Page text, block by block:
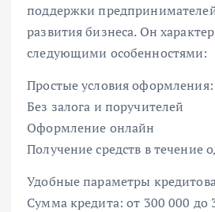
поддержки
развития бизнеса. Он
следующими особенностями:
Простые условия оформления:
Без залога и поручителей
Оформление онлайн
Получение средств в течение
Удобные параметры
Сумма кредита: от 300 000 до